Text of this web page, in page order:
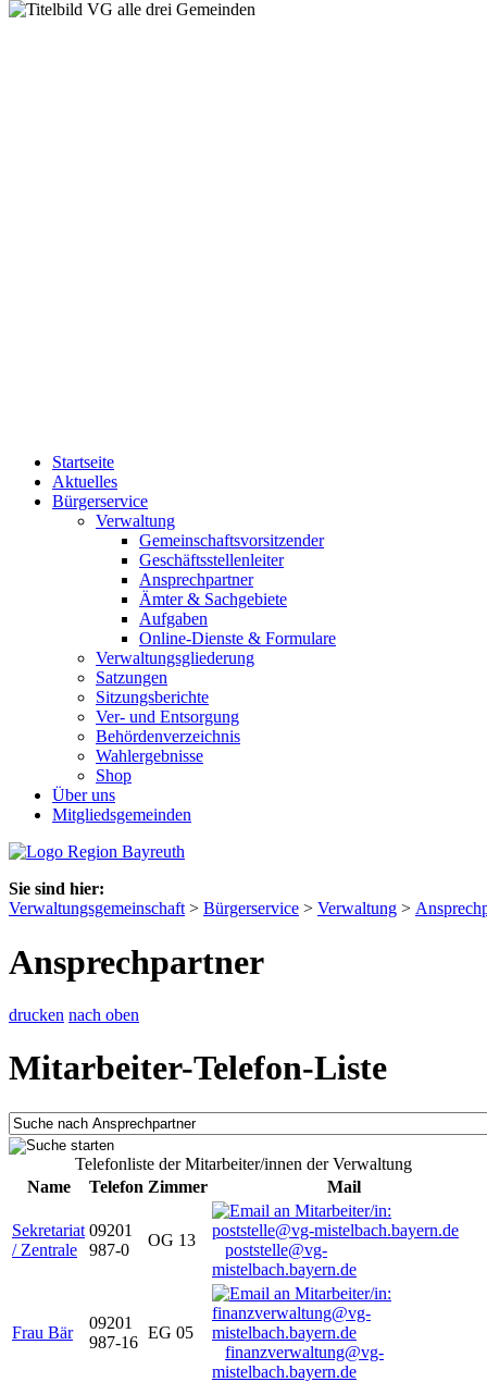
Startseite
Aktuelles
Bürgerservice
Verwaltung
Gemeinschaftsvorsitzender
Geschäftsstellenleiter
Ansprechpartner
Ämter & Sachgebiete
Aufgaben
Online-Dienste & Formulare
Verwaltungsgliederung
Satzungen
Sitzungsberichte
Ver- und Entsorgung
Behördenverzeichnis
Wahlergebnisse
Shop
Über uns
Mitgliedsgemeinden
Sie sind hier:
Verwaltungsgemeinschaft > Bürgerservice > Verwaltung >
Ansprechpartner
drucken nach oben
Mitarbeiter-Telefon-Liste
Telefonliste der Mitarbeiter/innen der Verwaltung
Name
Telefon Zimmer Mail
Sekretariat
/ Zentrale
09201
987-0
OG 13
poststelle@vg-
mistelbach.bayern.de
Frau Bär
09201
987-16
EG 05
finanzverwaltung@vg-
mistelbach.bayern.de